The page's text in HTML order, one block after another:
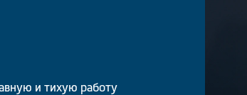
и тихую работу